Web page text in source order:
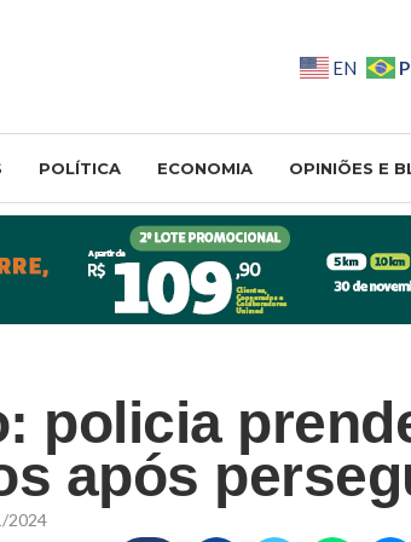
EN
POLÍTICA ECONOMIA OPINIÕES E
policia
após
2024